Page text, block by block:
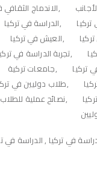
الاندماج الثقافي
تركيا
الدراسة في تركيا
العيش في تركيا
تجربة الدراسة في
تركيا
جامعات تركية
طلاب دوليين في
نصائح عملية للطلاب
في تركيا ,الدراسة في